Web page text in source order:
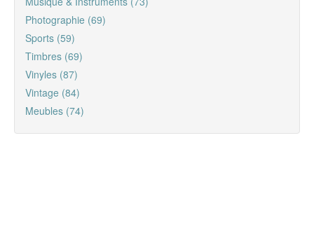
Photographie (69)
Sports (59)
Timbres (69)
Vinyles (87)
Vintage (84)
Meubles (74)